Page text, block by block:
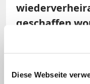
Diese Webseite
geschaffen
schöne und